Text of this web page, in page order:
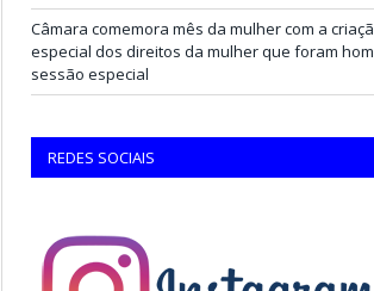
Câmara comemora mês da mulher com a
especial dos direitos da mulher que foram
sessão especial
REDES SOCIAIS